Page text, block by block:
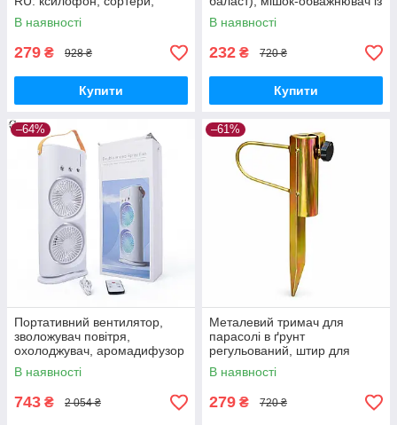
рибальство, 10 рибок
В наявності
279 ₴ 928 ₴
Купити
клапаном
В наявності
232 ₴ 720 ₴
Купити
–64%
Портативний вентилятор,
зволожувач повітря,
охолоджувач, аромадифузор
FH-666
В наявності
743 ₴ 2 054 ₴
–61%
Металевий тримач для
парасолі в ґрунт
регульований, штир для
садової парасолі з
фіксатором
В наявності
279 ₴ 720 ₴